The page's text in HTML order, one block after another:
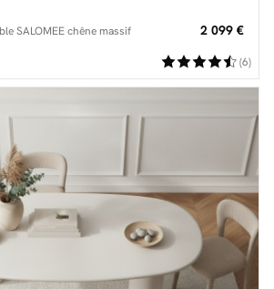
SALOMEE chêne massif 2 099 €
(6)